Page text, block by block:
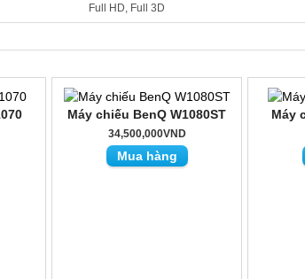
Full HD, Full 3D
Máy chiếu BenQ W1080ST
34,500,000VND
Mua hàng
Máy